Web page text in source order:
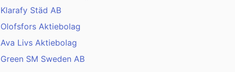
Klarafy Städ AB
Olofsfors Aktiebolag
Ava Livs Aktiebolag
Green SM Sweden AB